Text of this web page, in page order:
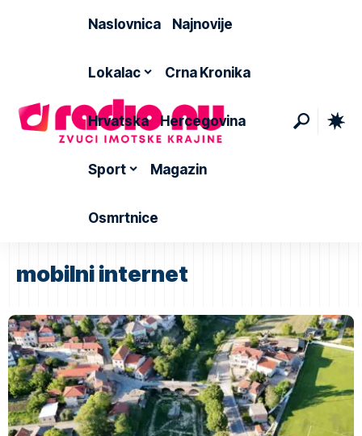
Naslovnica Najnovije
Lokalac Crna Kronika
Hrvatska Hercegovina
Sport Magazin
Osmrtnice
mobilni internet